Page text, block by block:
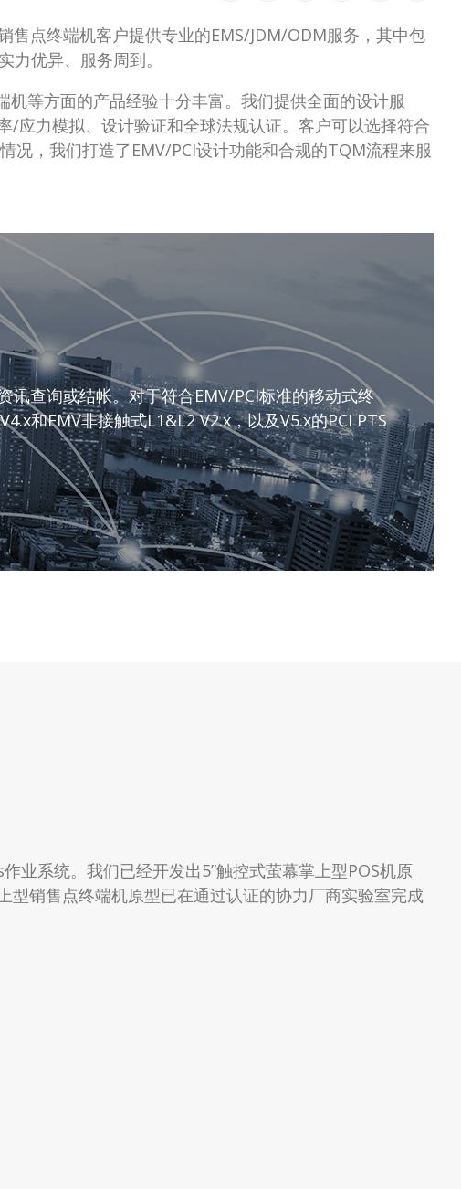
售点终端机客户提供专业的EMS/JDM/ODM服务，其中包
优异、服务周到。
等方面的产品经验十分丰富。我们提供全面的设计服
应力模拟、设计验证和全球法规认证。客户可以选择符合
况，我们打造了EMV/PCI设计功能和合规的TQM流程来服
查询或结帐。对于符合EMV/PCI标准的移动式终
和EMV非接触式L1&L2 V2.x，以及V5.x的PCI PTS
业系统。我们已经开发出5”触控式萤幕掌上型POS机原
型销售点终端机原型已在通过认证的协力厂商实验室完成